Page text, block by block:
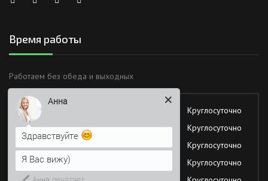
Время работы
Работаем без обеда и выходных
Понедельник
Круглосуточно
Вторник
Круглосуточно
Среда
Круглосуточно
Четверг
Круглосуточно
Здравствуйте
Я Вас вижу)
Напишите сюда свой вопрос.
Возможно, его решение будет
быстрее